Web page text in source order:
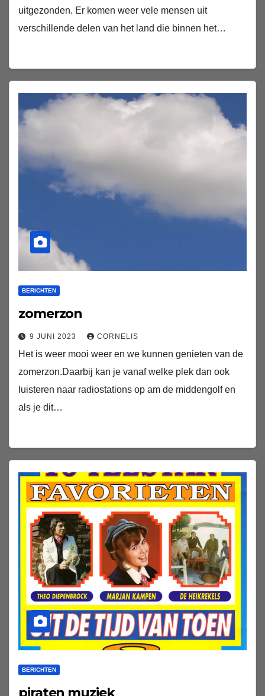
uitgezonden. Er komen weer vele mensen uit
verschillende delen van het land die binnen het…
BERICHTEN
zomerzon
9 JUNI 2023 CORNELIS
Het is weer mooi weer en we kunnen genieten van de
zomerzon.Daarbij kan je vanaf welke plek dan ook
luisteren naar radiostations op am de middengolf en
als je dit…
BERICHTEN
piraten muziek